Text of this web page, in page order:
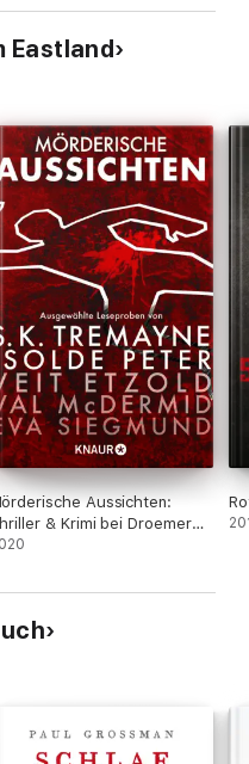
Eastland
Aussichten:
& Krimi bei Droemer
#6